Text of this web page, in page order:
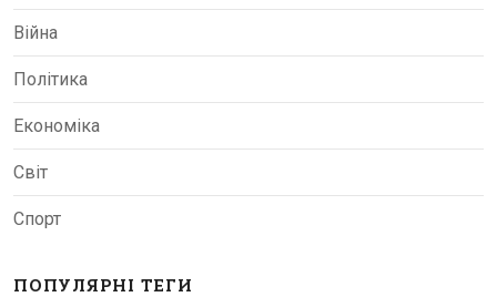
Війна
Політика
Економіка
Світ
Спорт
ПОПУЛЯРНІ ТЕГИ